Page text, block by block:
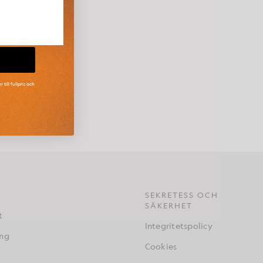
synsätt på
modern
SEKRETESS OCH
SÄKERHET
Integritetspolicy
Cookies
till fullpris och